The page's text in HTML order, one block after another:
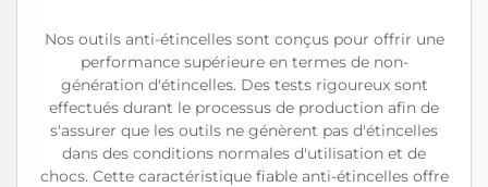
Nos outils anti-étincelles sont conçus pour offrir une
performance supérieure en termes de non-
génération d'étincelles. Des tests rigoureux sont
effectués durant le processus de production afin de
s'assurer que les outils ne génèrent pas d'étincelles
dans des conditions normales d'utilisation et de
chocs. Cette caractéristique fiable anti-étincelles offre